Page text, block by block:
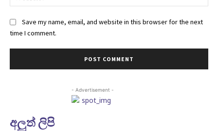
Save my name, email, and website in this browser for the next
time I comment.
- Advertisement -
අලුත් ලිපි